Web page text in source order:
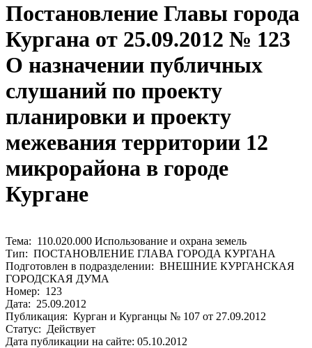
Постановление Главы города
Кургана от 25.09.2012 № 123
О назначении публичных
слушаний по проекту
планировки и проекту
межевания территории 12
микрорайона в городе
Кургане
Тема: 110.020.000 Использование и охрана земель
Тип: ПОСТАНОВЛЕНИЕ ГЛАВА ГОРОДА КУРГАНА
Подготовлен в подразделении: ВНЕШНИЕ КУРГАНСКАЯ
ГОРОДСКАЯ ДУМА
Номер: 123
Дата: 25.09.2012
Публикация: Курган и Курганцы № 107 от 27.09.2012
Статус: Действует
Дата публикации на сайте: 05.10.2012